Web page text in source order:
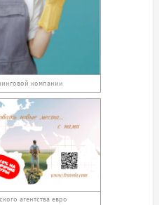
компании
агентства евро